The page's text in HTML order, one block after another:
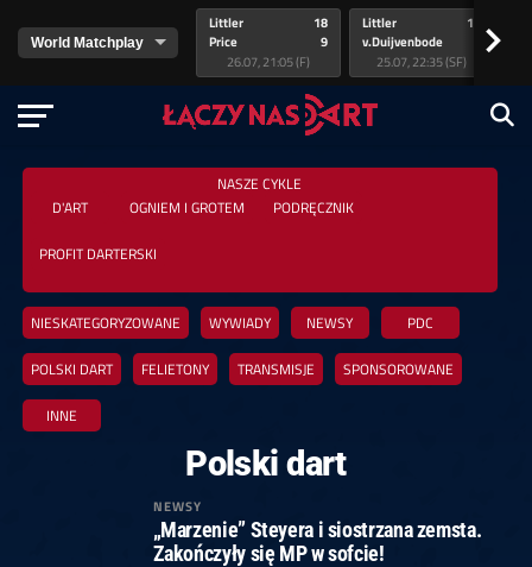
Littler
Price
18
9
26.07, 21:05 (F)
Littler
v.Duijvenbode
17
25.07, 22:35 (SF)
>
NASZE CYKLE
D'ART
OGNIEM I GROTEM PODRĘCZNIK
PROFIT DARTERSKI
NIESKATEGORYZOWANE WYWIADY NEWSY PDC
POLSKI DART FELIETONY TRANSMISJE SPONSOROWANE
INNE
Polski dart
NEWSY
„Marzenie” Steyera i siostrzana zemsta.
Zakończyły się MP w sofcie!